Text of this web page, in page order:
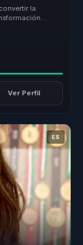
la
Ver Perfil
ES